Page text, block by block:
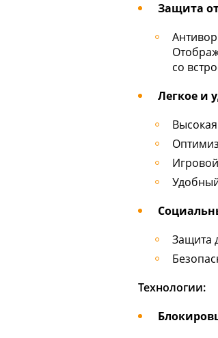
Защита
со
Легкое и
Защита
Технологии: